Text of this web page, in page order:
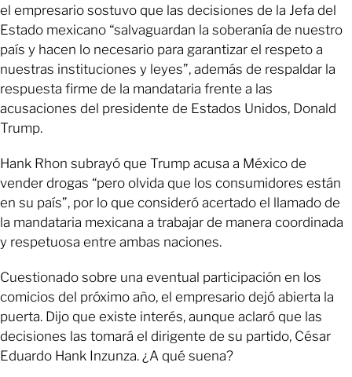
el empresario sostuvo que las decisiones de la Jefa del
Estado mexicano “salvaguardan la soberanía de nuestro
país y hacen lo necesario para garantizar el respeto a
nuestras instituciones y leyes”, además de respaldar la
respuesta firme de la mandataria frente a las
acusaciones del presidente de Estados Unidos, Donald
Trump.
Hank Rhon subrayó que Trump acusa a México de
vender drogas “pero olvida que los consumidores están
en su país”, por lo que consideró acertado el llamado de
la mandataria mexicana a trabajar de manera coordinada
y respetuosa entre ambas naciones.
Cuestionado sobre una eventual participación en los
comicios del próximo año, el empresario dejó abierta la
puerta. Dijo que existe interés, aunque aclaró que las
decisiones las tomará el dirigente de su partido, César
Eduardo Hank Inzunza. ¿A qué suena?